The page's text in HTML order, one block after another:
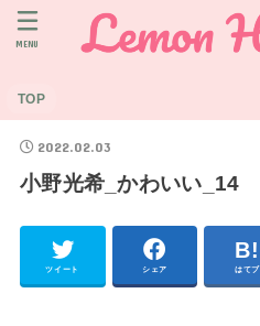
TOP
MENU
2022.02.03
小野光希_かわいい_14
ツイート シェア はてブ